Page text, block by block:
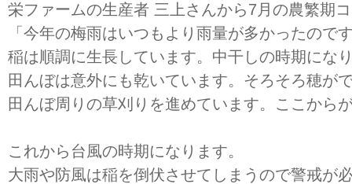
栄ファームの生産者 三上さんから7月の農繁期
「今年の梅雨はいつもより雨量が多かったので
稲は順調に生長しています。中干しの時期にな
田んぼは意外にも乾いています。そろそろ穂が
田んぼ周りの草刈りを進めています。ここから
これから台風の時期になります。
大雨や防風は稲を倒伏させてしまうので警戒が